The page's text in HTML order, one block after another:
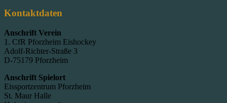
Kontaktdaten
Anschrift Verein
1. CfR Pforzheim Eishockey
Adolf-Richter-Straße 3
D-75179 Pforzheim
Anschrift Spielort
Eissportzentrum Pforzheim
St. Maur Halle